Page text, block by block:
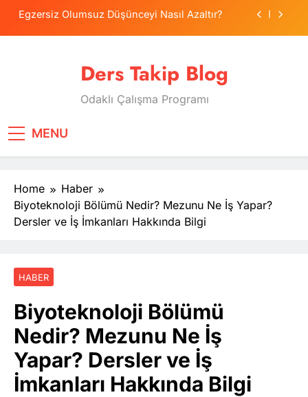
SkipEgzersiz Olumsuz Düşünceyi Nasıl Azaltır?
Tercih Stresinde Veliler Çocuğa Nasıl Destek
Tekrarlama Zorlantısı: Neden Geçmişi
Egzersiz Olumsuz Düşünceyi Nasıl Azaltır?
Psikolojide Sistematik Duyarsızlaştırma
Tercih Stresinde Veliler Çocuğa Nasıl Destek
Olur?
Ders Takip Blog
Odaklı Çalışma Programı
MENU
Home
Haber
Biyoteknoloji Bölümü Nedir? Mezunu Ne İş Yapar?
Dersler ve İş İmkanları Hakkında Bilgi
HABER
Biyoteknoloji Bölümü
Nedir? Mezunu Ne İş
Yapar? Dersler ve İş
İmkanları Hakkında Bilgi